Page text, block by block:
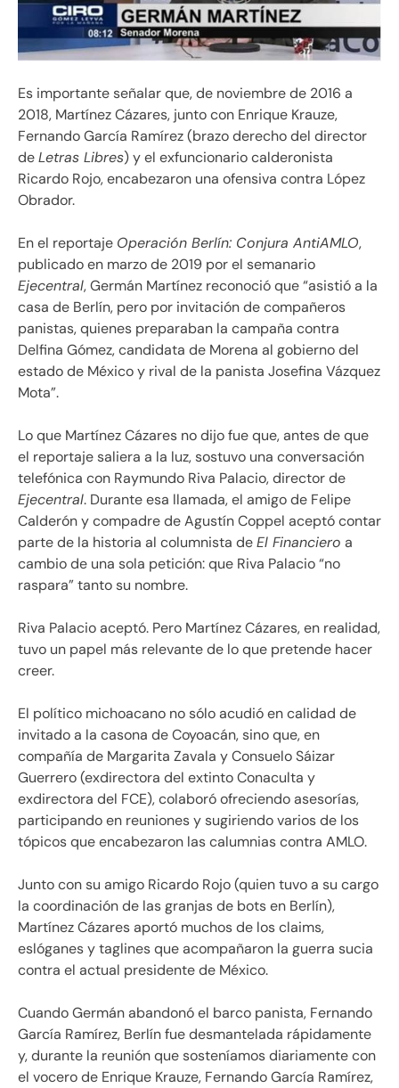
Es importante señalar que, de noviembre de 2016 a
2018, Martínez Cázares, junto con Enrique Krauze,
Fernando García Ramírez (brazo derecho del director
deLetras Libres) y el exfuncionario calderonista
Ricardo Rojo, encabezaron una ofensiva contra López
Obrador.
En el reportaje Operación Berlín: Conjura AntiAMLO,
publicado en marzo de 2019 por el semanario
Ejecentral, Germán Martínez reconoció que “asistió a la
casa de Berlín, pero por invitación de compañeros
panistas, quienes preparaban la campaña contra
Delfina Gómez, candidata de Morena al gobierno del
estado de México y rival de la panista Josefina Vázquez
Mota”.
Lo que Martínez Cázares no dijo fue que, antes de que
el reportaje saliera a la luz, sostuvo una conversación
telefónica con Raymundo Riva Palacio, director de
Ejecentral. Durante esa llamada, el amigo de Felipe
Calderón y compadre de Agustín Coppel aceptó contar
parte de la historia al columnista deEl Financiero a
cambio de una sola petición: que Riva Palacio “no
raspara” tanto su nombre.
Riva Palacio aceptó. Pero Martínez Cázares, en realidad,
tuvo un papel más relevante de lo que pretende hacer
creer.
El político michoacano no sólo acudió en calidad de
invitado a la casona de Coyoacán, sino que, en
compañía de Margarita Zavala y Consuelo Sáizar
Guerrero (exdirectora del extinto Conaculta y
exdirectora del FCE), colaboró ofreciendo asesorías,
participando en reuniones y sugiriendo varios de los
tópicos que encabezaron las calumnias contra AMLO.
Junto con su amigo Ricardo Rojo (quien tuvo a su cargo
la coordinación de las granjas de bots en Berlín),
Martínez Cázares aportó muchos de los claims,
eslóganes y taglines que acompañaron la guerra sucia
contra el actual presidente de México.
Cuando Germán abandonó el barco panista, Fernando
García Ramírez, Berlín fue desmantelada rápidamente
y, durante la reunión que sosteníamos diariamente con
el vocero de Enrique Krauze, Fernando García Ramírez,